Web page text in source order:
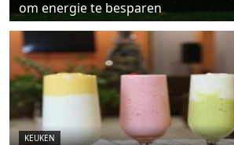
om energie te besparen
KEUKEN